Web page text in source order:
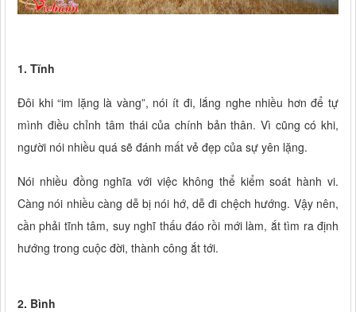
1. Tĩnh
Đôi khi “im lặng là vàng”, nói ít đi, lắng nghe nhiều hơn để tự
mình điều chỉnh tâm thái của chính bản thân. Vì cũng có khi,
người nói nhiều quá sẽ đánh mất vẻ đẹp của sự yên lặng.
Nói nhiều đồng nghĩa với việc không thể kiểm soát hành vi.
Càng nói nhiều càng dễ bị nói hớ, dễ đi chệch hướng. Vậy nên,
cần phải tĩnh tâm, suy nghĩ thấu đáo rồi mới làm, ắt tìm ra định
hướng trong cuộc đời, thành công ắt tới.
2. Bình